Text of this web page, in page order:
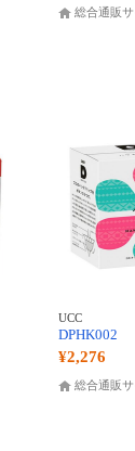
総合通販
UCC
DPHK002
¥2,276
総合通販